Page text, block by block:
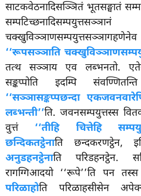
साटकवेठनादिसञ्ञितं भूतसङ्घातं
सम्पटिच्छनादिसम्पयुत्तसञ्ञानं
‘‘रूपसञ्ञाति
तत्थ सञ्ञाय एव लब्भनतो.
सङ्कप्पोति इदम्पि
‘‘सञ्ञासङ्कप्पछन्दा
लब्भन्ती’’ति. जवनसम्पयुत्तस्स
वुत्तं ‘‘तीहि चित्तेहि
छन्दिकतट्ठेनाति छन्दकरणट्ठेन,
अनुडहनट्ठेनाति परिडहनट्ठेन.
रागग्गिआदयो ‘‘रूपे’’ति पन
परिळाहोति परिळाहसीसेन